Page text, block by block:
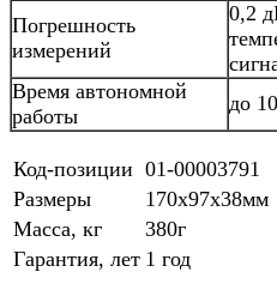
Погрешность
измерений
0,2
Время автономной
работы
до
Код-позиции 01-00003791
Размеры
170х97х38мм
Масса, кг
380г
Гарантия, лет 1 год